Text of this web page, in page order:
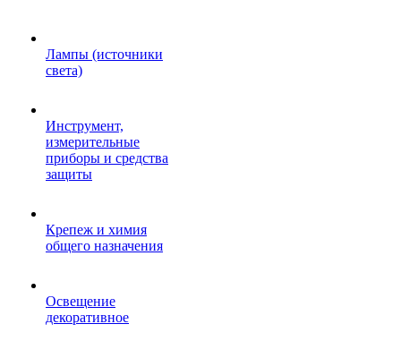
Лампы (источники
света)
Инструмент,
измерительные
приборы и средства
защиты
Крепеж и химия
общего назначения
Освещение
декоративное